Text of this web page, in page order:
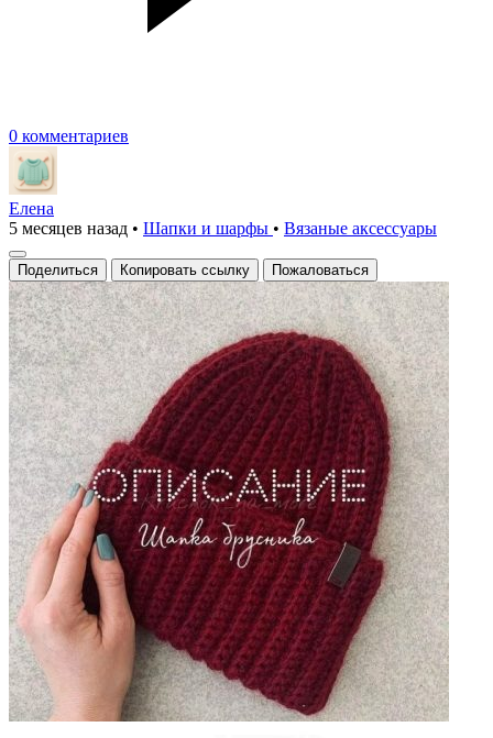
0 комментариев
Елена
5 месяцев назад • Шапки и шарфы • Вязаные аксесcуары
Поделиться Копировать ссылку Пожаловаться